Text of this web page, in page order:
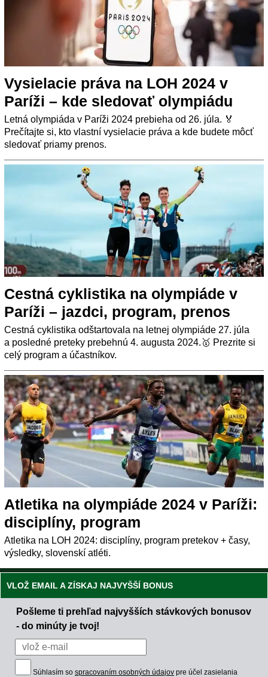
Vysielacie práva na LOH 2024 v
Paríži – kde sledovať olympiádu
Letná olympiáda v Paríži 2024 prebieha od 26. júla. 🏅
Prečítajte si, kto vlastní vysielacie práva a kde budete môcť
sledovať priamy prenos.
Cestná cyklistika na olympiáde v
Paríži – jazdci, program, prenos
Cestná cyklistika odštartovala na letnej olympiáde 27. júla
a posledné preteky prebehnú 4. augusta 2024.🥇 Prezrite si
celý program a účastníkov.
Atletika na olympiáde 2024 v Paríži:
disciplíny, program
Atletika na LOH 2024: disciplíny, program pretekov + časy,
výsledky, slovenskí atléti.
VLOŽ EMAIL A ZÍSKAJ NAJVYŠŠÍ BONUS
Pošleme ti prehľad najvyšších stávkových bonusov
- do minúty je tvoj!
Súhlasím so spracovaním osobných údajov pre účel zasielania